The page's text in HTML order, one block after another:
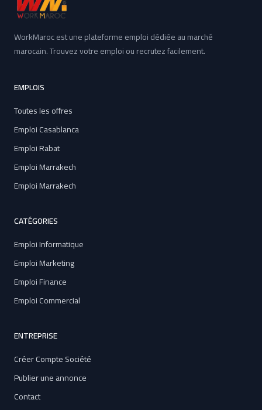
WorkMaroc est une plateforme emploi dédiée au marché
marocain. Trouvez votre emploi ou recrutez facilement.
EMPLOIS
Toutes les offres
Emploi Casablanca
Emploi Rabat
Emploi Marrakech
Emploi Marrakech
CATÉGORIES
Emploi Informatique
Emploi Marketing
Emploi Finance
Emploi Commercial
ENTREPRISE
Créer Compte Société
Publier une annonce
Contact